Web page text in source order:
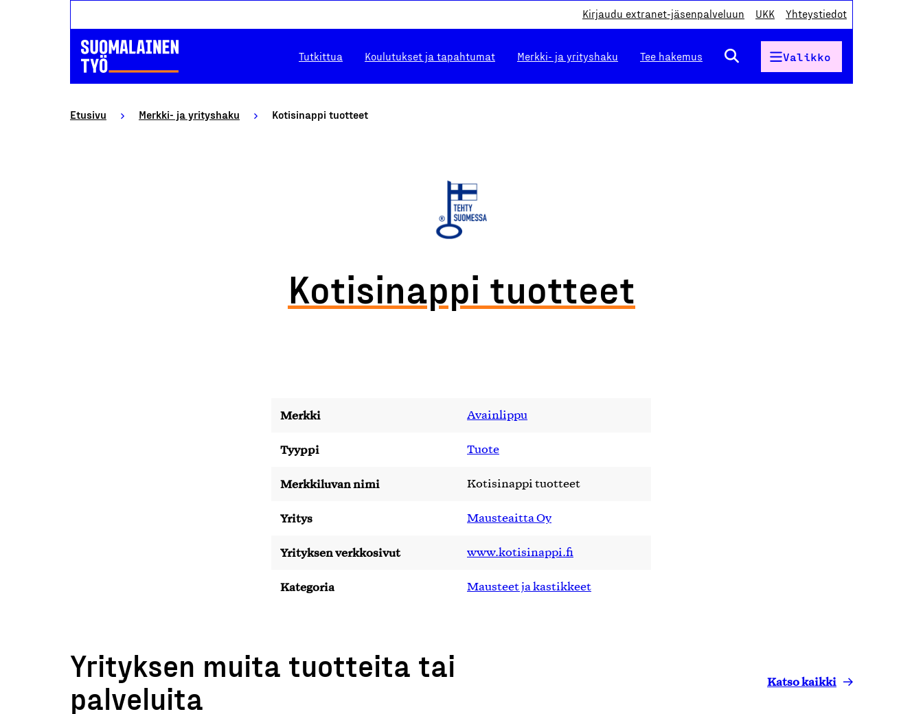
Kirjaudu extranet-jäsenpalveluun UKK Yhteystiedot
Tutkittua Koulutukset ja tapahtumat Merkki- ja yrityshaku Tee hakemus Valikko
Etusivu Merkki- ja yrityshaku Kotisinappi tuotteet
Kotisinappi tuotteet
Merkki Avainlippu
Tyyppi Tuote
Merkkiluvan nimi Kotisinappi tuotteet
Yritys Mausteaitta Oy
Yrityksen verkkosivut www.kotisinappi.fi
Kategoria Mausteet ja kastikkeet
Yrityksen muita tuotteita tai
palveluita
Katso kaikki